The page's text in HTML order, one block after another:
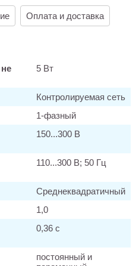
Оплата и доставка
5 Вт
Контролируемая сеть
1-фазный
150...300 В
110...300 В; 50 Гц
Среднеквадратичный
1,0
0,36 с
постоянный и